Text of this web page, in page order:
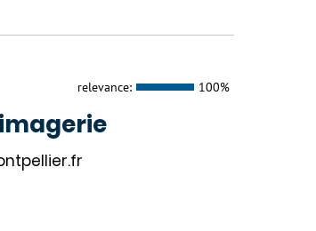
relevance: 100%